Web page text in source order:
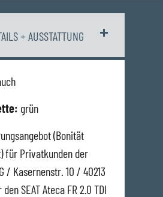
+ AUSSTATTUNG
grün
(Bonität
für Privatkunden der
/ Kasernenstr. 10 / 40213
SEAT Ateca FR 2.0 TDI